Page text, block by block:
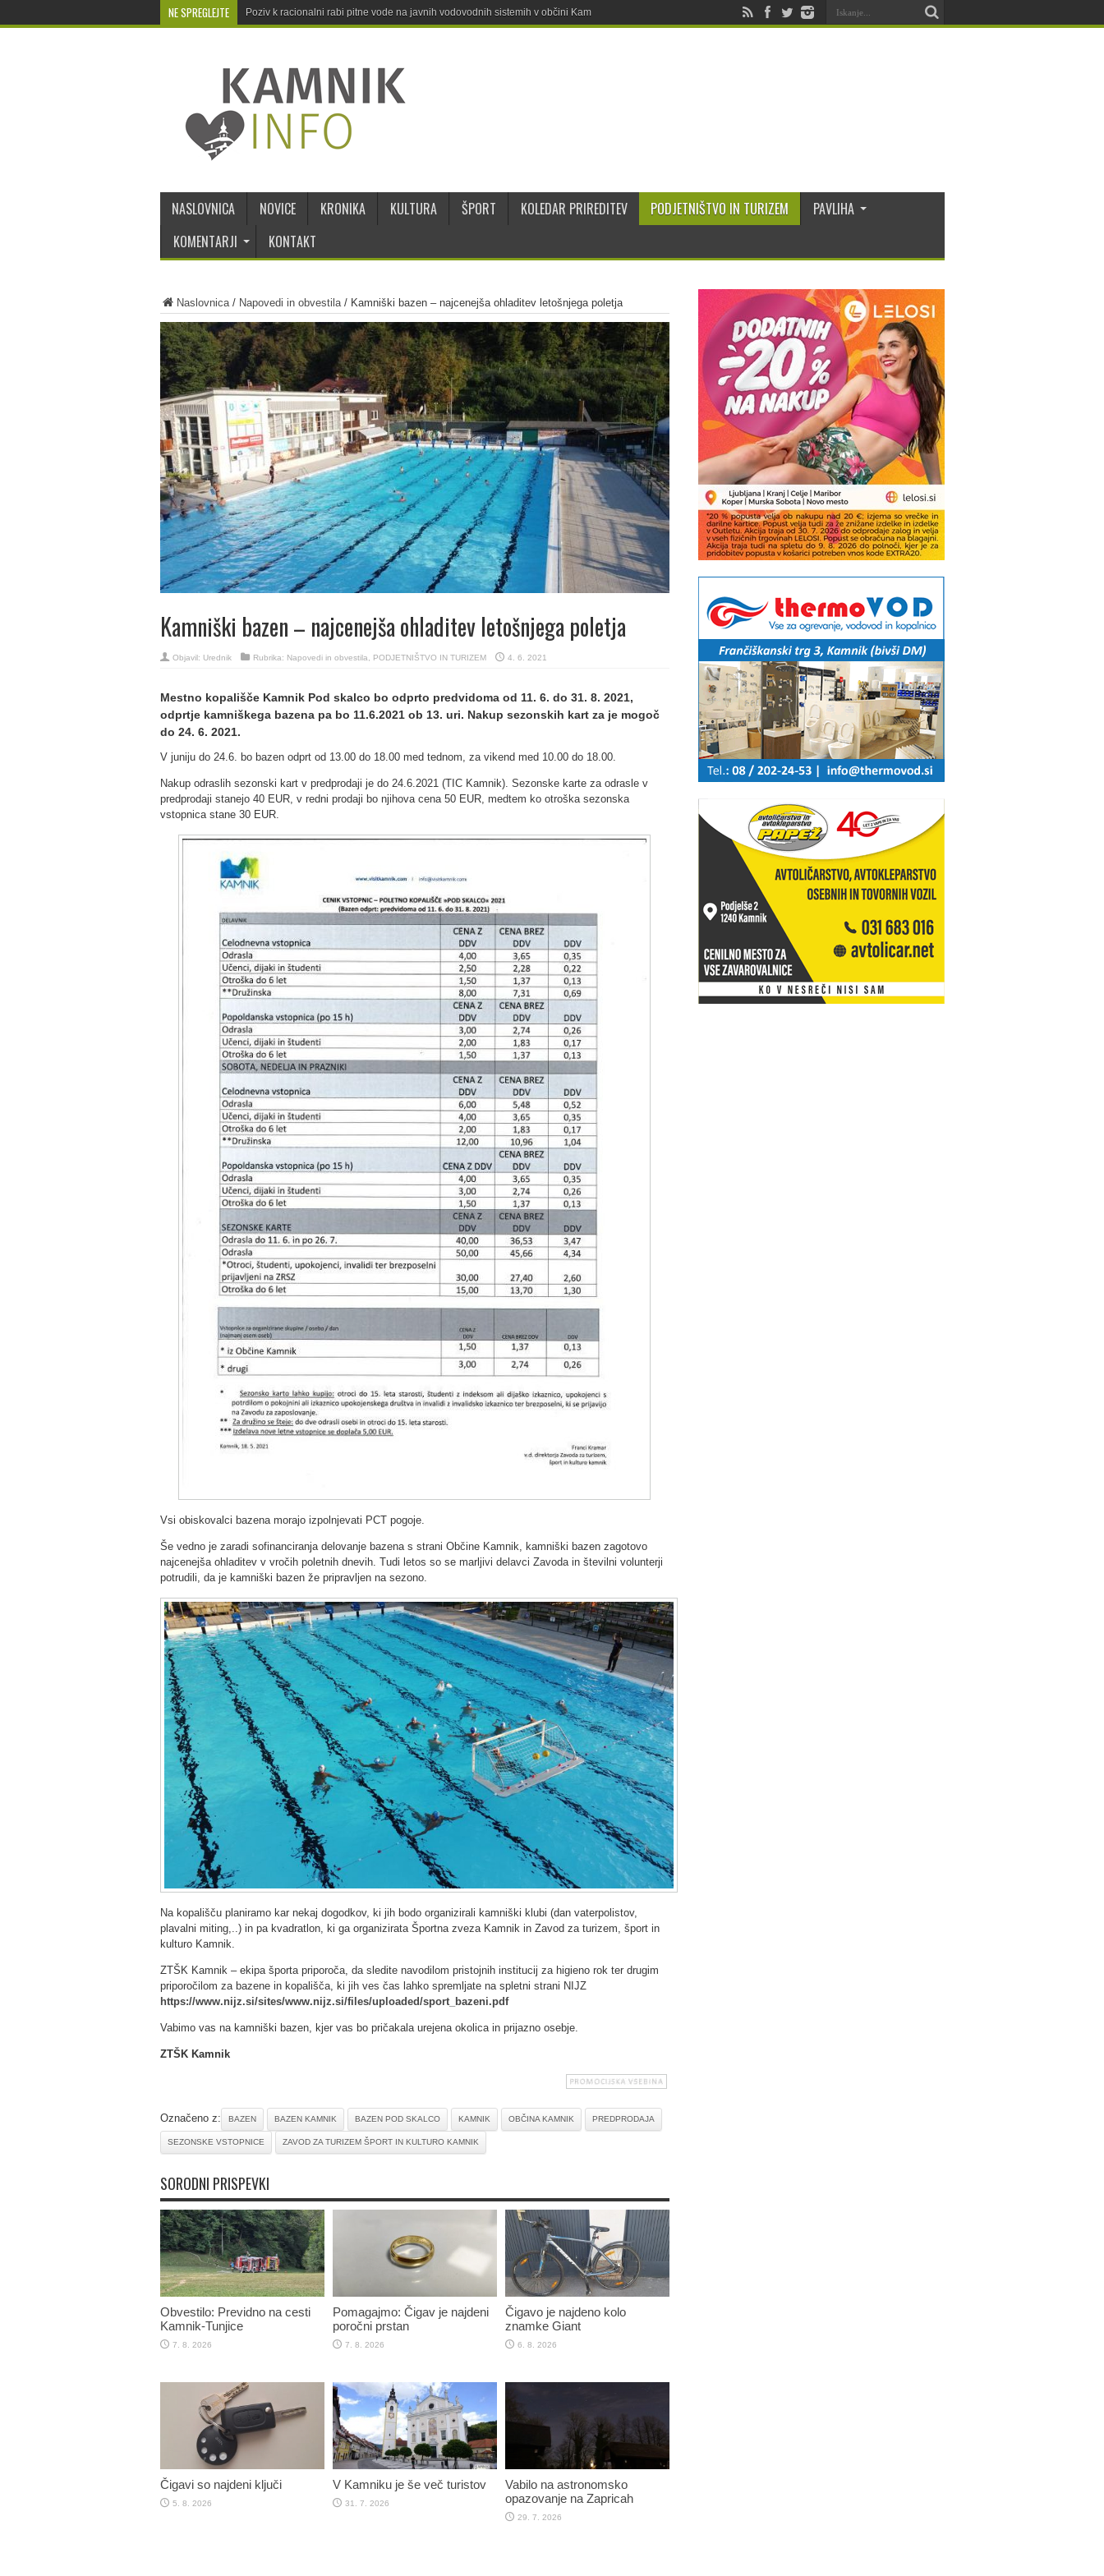
NE SPREGLEJTE Poziv k racionalni rabi pitne vode na javnih vodovodnih sistemih v občini Kamnik
NASLOVNICA NOVICE KRONIKA KULTURA ŠPORT KOLEDAR PRIREDITEV PODJETNIŠTVO IN TURIZEM
PAVLIHA
KOMENTARJI
KONTAKT
Naslovnica/ Napovedi in obvestila/ Kamniški bazen – najcenejša ohladitev letošnjega poletja
Kamniški bazen – najcenejša ohladitev letošnjega poletja
Objavil: Urednik Rubrika: Napovedi in obvestila PODJETNIŠTVO IN TURIZEM 4. 6. 2021
Mestno kopališče Kamnik Pod skalco bo odprto predvidoma od 11. 6. do 31. 8. 2021,
odprtje kamniškega bazena pa bo 11.6.2021 ob 13. uri. Nakup sezonskih kart za je mogoč
do 24. 6. 2021.
V juniju do 24.6. bo bazen odprt od 13.00 do 18.00 med tednom, za vikend med 10.00 do 18.00.
Nakup odraslih sezonski kart v predprodaji je do 24.6.2021 (TIC Kamnik). Sezonske karte za odrasle v
predprodaji stanejo 40 EUR, v redni prodaji bo njihova cena 50 EUR, medtem ko otroška sezonska
vstopnica stane 30 EUR.
Vsi obiskovalci bazena morajo izpolnjevati PCT pogoje.
Še vedno je zaradi sofinanciranja delovanje bazena s strani Občine Kamnik, kamniški bazen zagotovo
najcenejša ohladitev v vročih poletnih dnevih. Tudi letos so se marljivi delavci Zavoda in številni volunterji
potrudili, da je kamniški bazen že pripravljen na sezono.
Na kopališču planiramo kar nekaj dogodkov, ki jih bodo organizirali kamniški klubi (dan vaterpolistov,
plavalni miting,..) in pa kvadratlon, ki ga organizirata Športna zveza Kamnik in Zavod za turizem, šport in
kulturo Kamnik.
ZTŠK Kamnik – ekipa športa priporoča, da sledite navodilom pristojnih institucij za higieno rok ter drugim
priporočilom za bazene in kopališča, ki jih ves čas lahko spremljate na spletni strani NIJZ
https://www.nijz.si/sites/www.nijz.si/files/uploaded/sport_bazeni.pdf
Vabimo vas na kamniški bazen, kjer vas bo pričakala urejena okolica in prijazno osebje.
ZTŠK Kamnik
Označeno z: BAZEN BAZEN KAMNIK BAZEN POD SKALCO KAMNIK OBČINA KAMNIK PREDPRODAJA
SEZONSKE VSTOPNICE ZAVOD ZA TURIZEM ŠPORT IN KULTURO KAMNIK
SORODNI PRISPEVKI
Obvestilo: Previdno na cesti
Kamnik-Tunjice
7. 8. 2026
Pomagajmo: Čigav je najdeni
poročni prstan
7. 8. 2026
Čigavo je najdeno kolo
znamke Giant
6. 8. 2026
Čigavi so najdeni ključi
5. 8. 2026
V Kamniku je še več turistov
31. 7. 2026
Vabilo na astronomsko
opazovanje na Zapricah
29. 7. 2026